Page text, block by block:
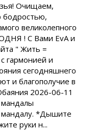
Очищаем,
бодростью,
великолепного
! С Вами EvA и
" Жить =
гармонией и
сегодняшнего
и благополучие в
2026-06-11
мандалу. *Дышите
руки н...